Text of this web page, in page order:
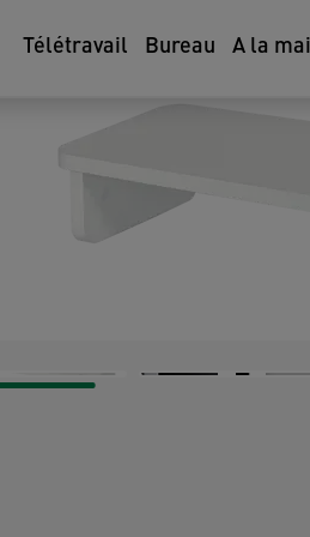
Télétravail Bureau A la